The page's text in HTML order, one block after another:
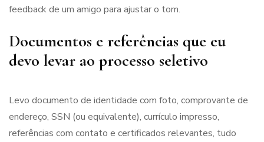
feedback de um amigo para ajustar o tom.
Documentos e referências que eu
devo levar ao processo seletivo
Levo documento de identidade com foto, comprovante de
endereço, SSN (ou equivalente), currículo impresso,
referências com contato e certificados relevantes, tudo